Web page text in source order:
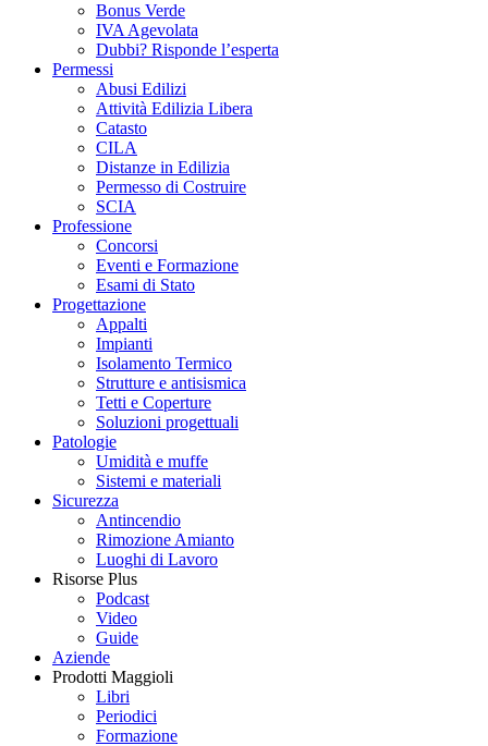
Bonus Verde
IVA Agevolata
Dubbi? Risponde l’esperta
Permessi
Abusi Edilizi
Attività Edilizia Libera
Catasto
CILA
Distanze in Edilizia
Permesso di Costruire
SCIA
Professione
Concorsi
Eventi e Formazione
Esami di Stato
Progettazione
Appalti
Impianti
Isolamento Termico
Strutture e antisismica
Tetti e Coperture
Soluzioni progettuali
Patologie
Umidità e muffe
Sistemi e materiali
Sicurezza
Antincendio
Rimozione Amianto
Luoghi di Lavoro
Risorse Plus
Podcast
Video
Guide
Aziende
Prodotti Maggioli
Libri
Periodici
Formazione